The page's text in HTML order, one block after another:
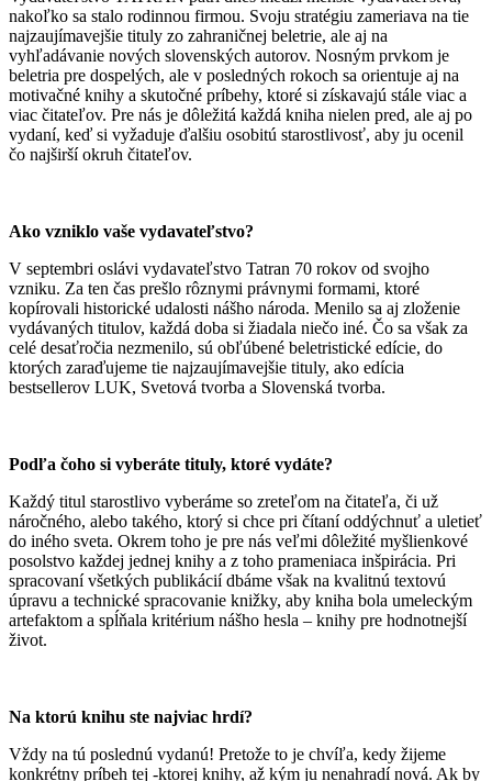
nakoľko sa stalo rodinnou firmou. Svoju stratégiu zameriava na tie
najzaujímavejšie tituly zo zahraničnej beletrie, ale aj na
vyhľadávanie nových slovenských autorov. Nosným prvkom je
beletria pre dospelých, ale v posledných rokoch sa orientuje aj na
motivačné knihy a skutočné príbehy, ktoré si získavajú stále viac a
viac čitateľov. Pre nás je dôležitá každá kniha nielen pred, ale aj po
vydaní, keď si vyžaduje ďalšiu osobitú starostlivosť, aby ju ocenil
čo najširší okruh čitateľov.
Ako vzniklo vaše vydavateľstvo?
V septembri oslávi vydavateľstvo Tatran 70 rokov od svojho
vzniku. Za ten čas prešlo rôznymi právnymi formami, ktoré
kopírovali historické udalosti nášho národa. Menilo sa aj zloženie
vydávaných titulov, každá doba si žiadala niečo iné. Čo sa však za
celé desaťročia nezmenilo, sú obľúbené beletristické edície, do
ktorých zaraďujeme tie najzaujímavejšie tituly, ako edícia
bestsellerov LUK, Svetová tvorba a Slovenská tvorba.
Podľa čoho si vyberáte tituly, ktoré vydáte?
Každý titul starostlivo vyberáme so zreteľom na čitateľa, či už
náročného, alebo takého, ktorý si chce pri čítaní oddýchnuť a uletieť
do iného sveta. Okrem toho je pre nás veľmi dôležité myšlienkové
posolstvo každej jednej knihy a z toho prameniaca inšpirácia. Pri
spracovaní všetkých publikácií dbáme však na kvalitnú textovú
úpravu a technické spracovanie knižky, aby kniha bola umeleckým
artefaktom a spĺňala kritérium nášho hesla – knihy pre hodnotnejší
život.
Na ktorú knihu ste najviac hrdí?
Vždy na tú poslednú vydanú! Pretože to je chvíľa, kedy žijeme
konkrétny príbeh tej -ktorej knihy, až kým ju nenahradí nová. Ak by